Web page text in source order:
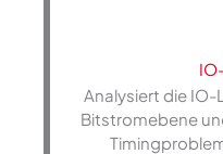
Analysiert die
Bitstromebene